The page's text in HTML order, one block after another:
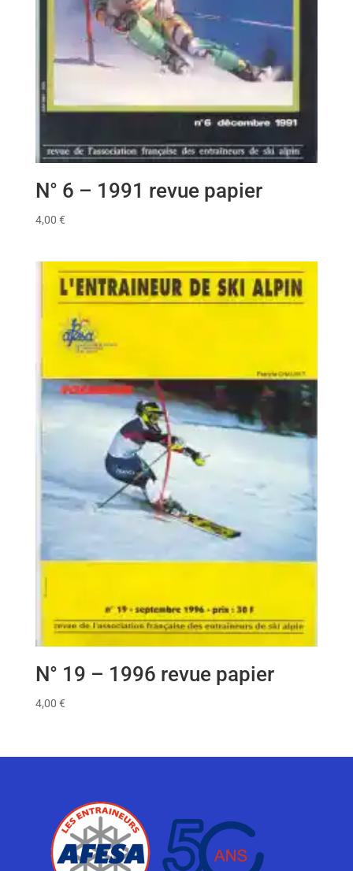
N° 6 – 1991 revue papier
4,00 €
N° 19 – 1996 revue papier
4,00 €